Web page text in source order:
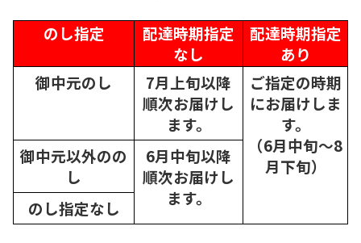
のし指定
配達時期指定
なし
配達時期指定
あり
御中元のし
7月上旬以降
順次お届けし
ます。
ご指定の時期
にお届けしま
す。
（6月中旬～8
月下旬）
御中元以外のの
し
6月中旬以降
順次お届けし
ます。
のし指定なし